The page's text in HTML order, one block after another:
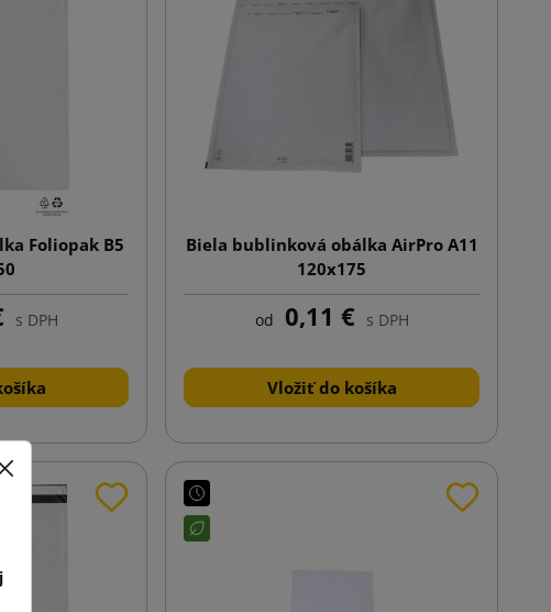
Foliopak B5
s DPH
Biela bublinková obálka AirPro A11
120x175
od 0,11 € s DPH
Vložiť do košíka